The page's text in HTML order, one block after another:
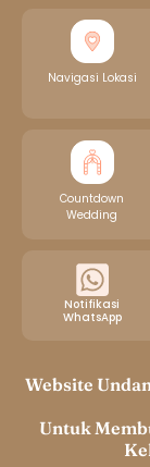
Navigasi Lokasi
Countdown
Wedding
Notifikasi
WhatsApp
Website
Untuk